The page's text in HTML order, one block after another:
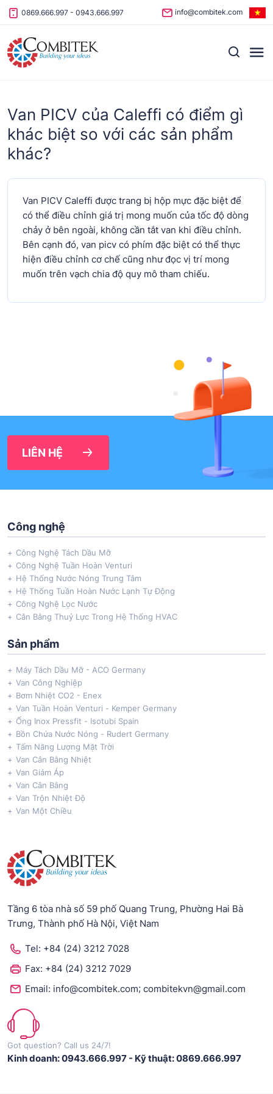
Skip to content
0869.666.997 - 0943.666.997 info@combitek.com
Van PICV của Caleffi có điểm gì
khác biệt so với các sản phẩm
khác?
Van PICV Caleffi được trang bị hộp mực đặc biệt để
có thể điều chỉnh giá trị mong muốn của tốc độ dòng
chảy ở bên ngoài, không cần tắt van khi điều chỉnh.
Bên cạnh đó, van picv có phím đặc biệt có thể thực
hiện điều chỉnh cơ chế cũng như đọc vị trí mong
muốn trên vạch chia độ quy mô tham chiếu.
LIÊN HỆ
Công nghệ
Công Nghệ Tách Dầu Mỡ
Công Nghệ Tuần Hoàn Venturi
Hệ Thống Nước Nóng Trung Tâm
Hệ Thống Tuần Hoàn Nước Lạnh Tự Động
Công Nghệ Lọc Nước
Cân Bằng Thuỷ Lực Trong Hệ Thống HVAC
Sản phẩm
Máy Tách Dầu Mỡ - ACO Germany
Van Công Nghiệp
Bơm Nhiệt CO2 - Enex
Van Tuần Hoàn Venturi - Kemper Germany
Ống Inox Pressfit - Isotubi Spain
Bồn Chứa Nước Nóng - Rudert Germany
Tấm Năng Lượng Mặt Trời
Van Cân Bằng Nhiệt
Van Giảm Áp
Van Cân Bằng
Van Trộn Nhiệt Độ
Van Một Chiều
Tầng 6 tòa nhà số 59 phố Quang Trung, Phường Hai Bà
Trưng, Thành phố Hà Nội, Việt Nam
Tel: +84 (24) 3212 7028
Fax: +84 (24) 3212 7029
Email: info@combitek.com; combitekvn@gmail.com
Got question? Call us 24/7!
Kinh doanh: 0943.666.997 - Kỹ thuật: 0869.666.997